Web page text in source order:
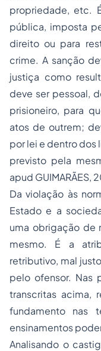
propriedade, etc.
pública, imposta
direito ou para
crime. A sanção
justiça como
deve ser pessoal,
prisioneiro, para
atos de outrem;
por lei e dentro dos
previsto pela
apud GUIMARÃES,
Da violação às
Estado e a
uma obrigação de
mesmo. É a
retributivo, mal
pelo ofensor. Nas
transcritas acima,
fundamento nas
ensinamentos
Analisando o